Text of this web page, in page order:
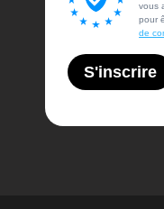
vous
pour
de
S'inscrire